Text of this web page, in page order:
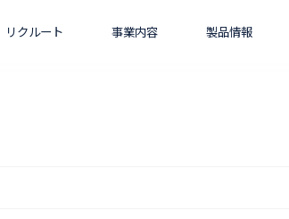
リクルート 事業内容 製品情報